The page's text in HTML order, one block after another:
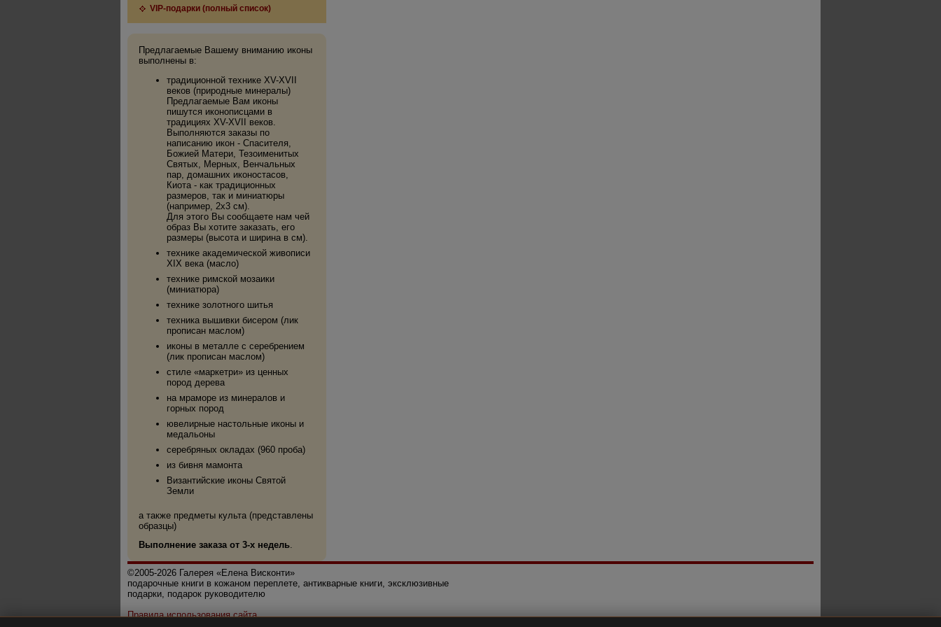
VIP-подарки (полный список)
Предлагаемые Вашему вниманию иконы
выполнены в:
традиционной технике XV-XVII
веков (природные минералы)
Предлагаемые Вам иконы
пишутся иконописцами в
традициях XV-XVII веков.
Выполняются заказы по
написанию икон - Спасителя,
Божией Матери, Тезоименитых
Святых, Мерных, Венчальных
пар, домашних иконостасов,
Киота - как традиционных
размеров, так и миниатюры
(например, 2х3 см).
Для этого Вы сообщаете нам чей
образ Вы хотите заказать, его
размеры (высота и ширина в см).
технике академической живописи
XIX века (масло)
технике римской мозаики
(миниатюра)
технике золотного шитья
техника вышивки бисером (лик
прописан маслом)
иконы в металле с серебрением
(лик прописан маслом)
стиле «маркетри» из ценных
пород дерева
на мраморе из минералов и
горных пород
ювелирные настольные иконы и
медальоны
серебряных окладах (960 проба)
из бивня мамонта
Византийские иконы Святой
Земли
а также предметы культа (представлены
образцы)
Выполнение заказа от 3-х недель.
©2005-2026 Галерея «Елена Висконти»
подарочные книги в кожаном переплете, антикварные книги, эксклюзивные
подарки, подарок руководителю
Правила использования сайта